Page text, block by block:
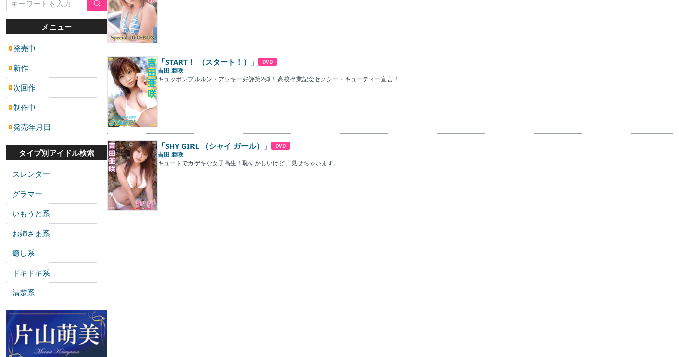
メニュー
▶発売中
▶ 新作
▶ 次回作
▶制作中
▶発売年月日
タイプ別アイドル検索
・ スレンダー
・ グラマー
・ いもうと系
・ お姉さま系
・ 癒し系
・ ドキドキ系
・ 清楚系
「START！ （スタート！）」 DVD
吉田 亜咲
キュッポンプルルン・アッキー好評第2弾！ 高校卒業記念セクシー・キューティー宣言！
「SHY GIRL （シャイ ガール）」 DVD
吉田 亜咲
キュートでカゲキな女子高生！恥ずかしいけど、見せちゃいます。